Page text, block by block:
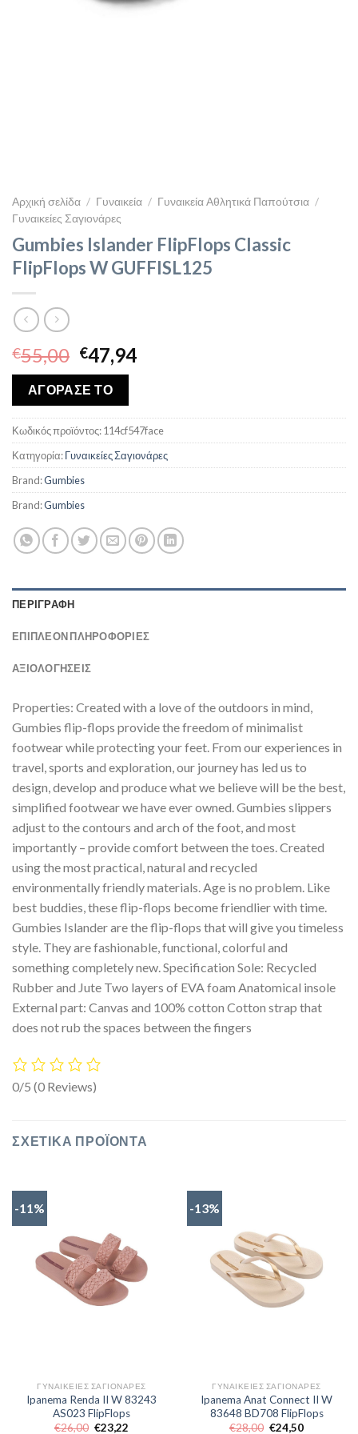
Αρχική σελίδα / Γυναικεία / Γυναικεία Αθλητικά Παπούτσια /
Γυναικείες Σαγιονάρες
Gumbies Islander FlipFlops Classic
FlipFlops W GUFFISL125
€55,00 Original
price
was:
€55,00.
€47,94Η
€47,94.
ΑΓΟΡΑΣΕ ΤΟ
Κωδικός προϊόντος:114cf547face
Κατηγορία:Γυναικείες Σαγιονάρες
Brand:Gumbies
Brand:Gumbies
ΠΕΡΙΓΡΑΦΉ
ΕΠΙΠΛΈΟΝ ΠΛΗΡΟΦΟΡΊΕΣ
ΑΞΙΟΛΟΓΗΣΕΙΣ
Properties: Created with a love of the outdoors in mind,
Gumbies flip-flops provide the freedom of minimalist
footwear while protecting your feet. From our experiences in
travel, sports and exploration, our journey has led us to
design, develop and produce what we believe will be the best,
simplified footwear we have ever owned. Gumbies slippers
adjust to the contours and arch of the foot, and most
importantly – provide comfort between the toes. Created
using the most practical, natural and recycled
environmentally friendly materials. Age is no problem. Like
best buddies, these flip-flops become friendlier with time.
Gumbies Islander are the flip-flops that will give you timeless
style. They are fashionable, functional, colorful and
something completely new. Specification Sole: Recycled
Rubber and Jute Two layers of EVA foam Anatomical insole
External part: Canvas and 100% cotton Cotton strap that
does not rub the spaces between the fingers
0/5 (0 Reviews)
ΣΧΕΤΙΚΆ ΠΡΟΪΌΝΤΑ
-11%
ΓΥΝΑΙΚΕΊΕΣ ΣΑΓΙΟΝΆΡΕΣ
Ipanema Renda II W 83243
AS023 FlipFlops
€26,00 Original
€23,22
-13%
ΓΥΝΑΙΚΕΊΕΣ ΣΑΓΙΟΝΆΡΕΣ
Ipanema Anat Connect II W
83648 BD708 FlipFlops
€28,00 Original
€24,50Η